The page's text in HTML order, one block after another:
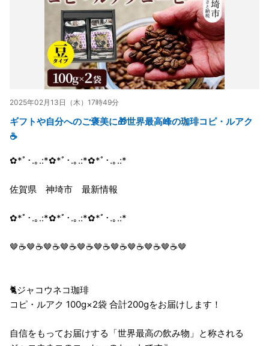
2025年02月13日（木）17時49分
ギフトや自分へのご褒美に🎁世界最高峰の珈琲コピ・ルアク
☕
✿*ﾟ･.｡.:*✿*ﾟ･.｡.:*✿*ﾟ･.｡.:*
佐賀県 神埼市 最新情報
✿*ﾟ･.｡.:*✿*ﾟ･.｡.:*✿*ﾟ･.｡.:*
🤎☕🤎☕🤎☕🤎☕🤎☕🤎☕🤎☕🤎☕🤎☕🤎☕🤎
🐈ジャコウネコ珈琲
コピ・ルアク 100g×2袋 合計200gをお届けします！
自信をもってお届けする「世界最高の飲み物」と称される